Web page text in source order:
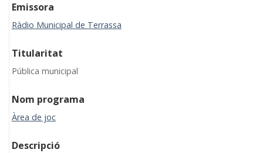
Emissora
Ràdio Municipal de Terrassa
Titularitat
Pública municipal
Nom programa
Àrea de joc
Descripció